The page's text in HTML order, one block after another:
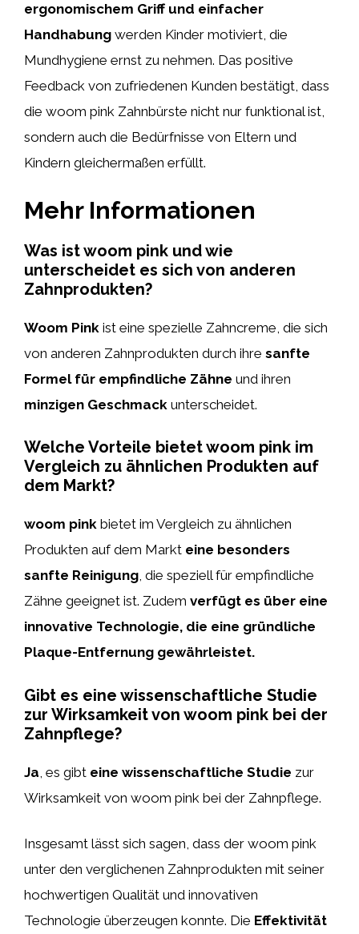
ergonomischem Griff und einfacher
Handhabung werden Kinder motiviert, die
Mundhygiene ernst zu nehmen. Das positive
Feedback von zufriedenen Kunden bestätigt, dass
die woom pink Zahnbürste nicht nur funktional ist,
sondern auch die Bedürfnisse von Eltern und
Kindern gleichermaßen erfüllt.
Mehr Informationen
Was ist woom pink und wie
unterscheidet es sich von anderen
Zahnprodukten?
Woom Pink ist eine spezielle Zahncreme, die sich
von anderen Zahnprodukten durch ihre sanfte
Formel für empfindliche Zähne und ihren
minzigen Geschmack unterscheidet.
Welche Vorteile bietet woom pink im
Vergleich zu ähnlichen Produkten auf
dem Markt?
woom pink bietet im Vergleich zu ähnlichen
Produkten auf dem Markt eine besonders
sanfte Reinigung, die speziell für empfindliche
Zähne geeignet ist. Zudem verfügt es über eine
innovative Technologie, die eine gründliche
Plaque-Entfernung gewährleistet.
Gibt es eine wissenschaftliche Studie
zur Wirksamkeit von woom pink bei der
Zahnpflege?
Ja , es gibt eine wissenschaftliche Studie zur
Wirksamkeit von woom pink bei der Zahnpflege.
Insgesamt lässt sich sagen, dass der woom pink
unter den verglichenen Zahnprodukten mit seiner
hochwertigen Qualität und innovativen
Technologie überzeugen konnte. Die Effektivität